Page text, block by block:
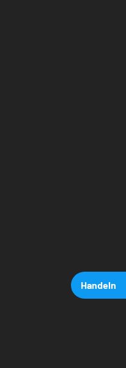
Handeln